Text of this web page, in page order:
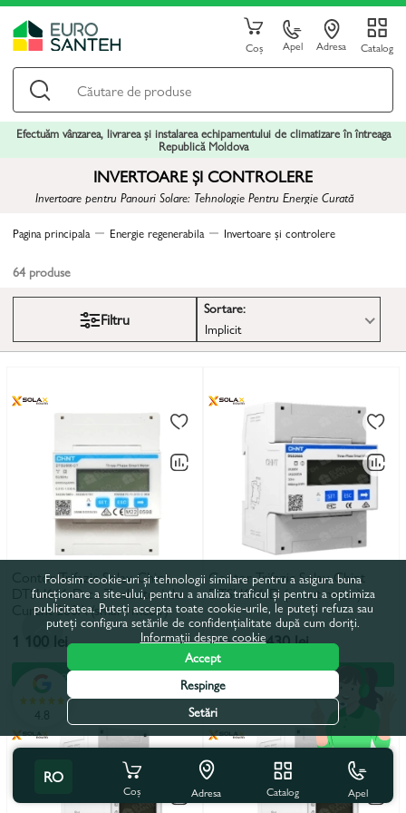
Coș Apel Adresa Catalog
Efectuăm vânzarea, livrarea și instalarea echipamentului de climatizare în întreaga
Republică Moldova
INVERTOARE ȘI CONTROLERE
Invertoare pentru Panouri Solare: Tehnologie Pentru Energie Curată
Pagina principala Energie regenerabila Invertoare și controlere
64 produse
Filtru
Sortare:
Implicit
Contor Trifazic Solax Chint
DTSU666-D cu Traductori de
Curent 200A (smart meter)
1 100 lei
În coș În rate
Contor Trifazic Solax Chint
DTSU666-D (smart meter)
2 721 lei2 430 lei
În coș În rate
RO
Coș Adresa Catalog Apel
4.8
Folosim cookie-uri și tehnologii similare pentru a asigura buna
funcționare a site-ului, pentru a analiza traficul și pentru a optimiza
publicitatea. Puteți accepta toate cookie-urile, le puteți refuza sau
puteți configura setările de confidențialitate după cum doriți.
Informații despre cookie
Accept
Respinge
Setări